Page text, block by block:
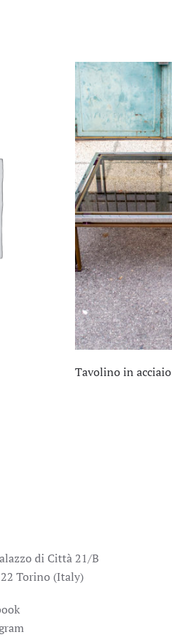
Tavolino in acciaio
di Città 21/B
Torino (Italy)